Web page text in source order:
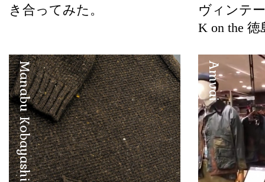
き合ってみた。
ヴィンテ
K on the
Manabu Kobayashi Amvai